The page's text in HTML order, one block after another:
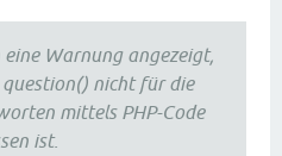
Warnung angezeigt,
question() nicht für die
mittels PHP-Code
ist.